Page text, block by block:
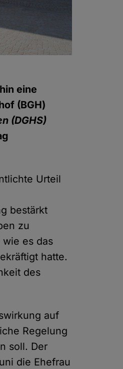
eine
(BGH)
(DGHS)
Urteil
bestärkt
zu
es das
hatte.
des
auf
Regelung
soll. Der
die Ehefrau